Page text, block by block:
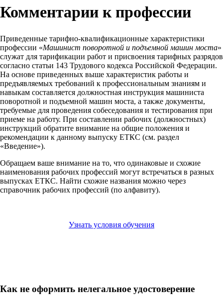
Комментарии к профессии
Приведенные тарифно-квалификационные характеристики
профессии «Машинист поворотной и подъемной машин моста»
служат для тарификации работ и присвоения тарифных разрядов
согласно статьи 143 Трудового кодекса Российской Федерации.
На основе приведенных выше характеристик работы и
предъявляемых требований к профессиональным знаниям и
навыкам составляется должностная инструкция машиниста
поворотной и подъемной машин моста, а также документы,
требуемые для проведения собеседования и тестирования при
приеме на работу. При составлении рабочих (должностных)
инструкций обратите внимание на общие положения и
рекомендации к данному выпуску ЕТКС (см. раздел
«Введение»).
Обращаем ваше внимание на то, что одинаковые и схожие
наименования рабочих профессий могут встречаться в разных
выпусках ЕТКС. Найти схожие названия можно через
справочник рабочих профессий (по алфавиту).
Узнать условия обучения
Как не оформить нелегальное удостоверение